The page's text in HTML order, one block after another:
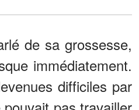
de sa grossesse,
immédiatement.
difficiles par